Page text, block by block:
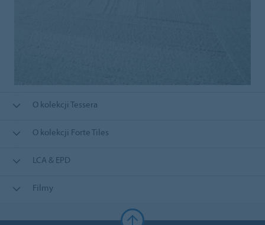
O kolekcji Tessera
O kolekcji Forte Tiles
LCA & EPD
Filmy